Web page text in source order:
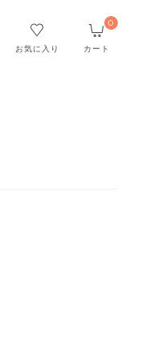
お気に入り カート
0